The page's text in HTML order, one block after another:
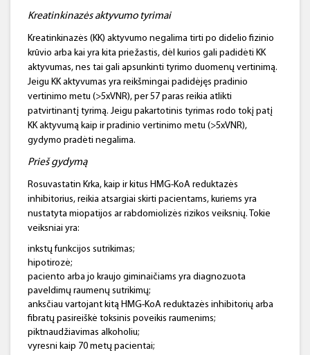
Kreatinkinazėsaktyvumo tyrimai
Kreatinkinazės (KK) aktyvumo negalima tirti po didelio fizinio
krūvio arba kai yra kita priežastis, dėl kurios gali padidėti KK
aktyvumas, nes tai gali apsunkinti tyrimo duomenų vertinimą.
Jeigu KK aktyvumas yra reikšmingai padidėjęs pradinio
vertinimo metu (>5xVNR), per 57 paras reikia atlikti
patvirtinantį tyrimą. Jeigu pakartotinis tyrimas rodo tokį patį
KK aktyvumą kaip ir pradinio vertinimo metu (>5xVNR),
gydymo pradėti negalima.
Prieš gydymą
Rosuvastatin Krka, kaip ir kitus HMG-KoA reduktazės
inhibitorius, reikia atsargiai skirti pacientams, kuriems yra
nustatyta miopatijos ar rabdomiolizės rizikos veiksnių. Tokie
veiksniai yra:
inkstų funkcijos sutrikimas;
hipotirozė;
paciento arba jo kraujo giminaičiams yra diagnozuota
paveldimų raumenų sutrikimų;
anksčiau vartojant kitą HMG-KoA reduktazės inhibitorių arba
fibratų pasireiškė toksinis poveikis raumenims;
piktnaudžiavimas alkoholiu;
vyresni kaip 70 metų pacientai;